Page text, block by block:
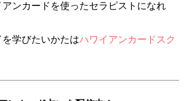
アンカードを使ったセラピストになれ
学びたいかたはハワイアンカードスク